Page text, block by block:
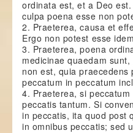
ordinata est, et a Deo
culpa poena esse non
2. Praeterea, causa et
Ergo non potest esse
3. Praeterea, poena
medicinae quaedam
non est, quia
peccatum in peccatum
4. Praeterea, si
peccatis tantum. Si
in peccatis, ita quod post
in omnibus peccatis; sed